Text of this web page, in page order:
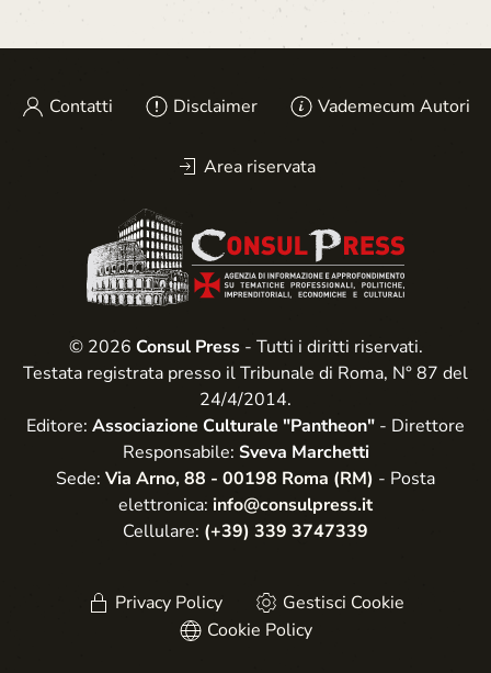
Contatti Disclaimer Vademecum Autori
Area riservata
© 2026 Consul Press- Tutti i diritti riservati.
Testata registrata presso il Tribunale di Roma, N° 87 del
24/4/2014.
Editore: Associazione Culturale "Pantheon" - Direttore
Responsabile: Sveva Marchetti
Sede: Via Arno, 88 - 00198 Roma (RM) - Posta
elettronica: info@consulpress.it
Cellulare: (+39) 339 3747339
Privacy Policy
Gestisci Cookie
Cookie Policy